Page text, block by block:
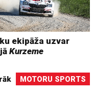
ekipāža uzvar
Kurzeme
MOTORU SPORTS